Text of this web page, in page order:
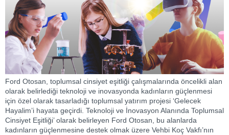
Ford Otosan, toplumsal cinsiyet eşitliği çalışmalarında öncelikli alan
olarak belirlediği teknoloji ve inovasyonda kadınların güçlenmesi
için özel olarak tasarladığı toplumsal yatırım projesi ‘Gelecek
Hayalim’i hayata geçirdi. Teknoloji ve İnovasyon Alanında Toplumsal
Cinsiyet Eşitliği’ olarak belirleyen Ford Otosan, bu alanlarda
kadınların güçlenmesine destek olmak üzere Vehbi Koç Vakfı’nın